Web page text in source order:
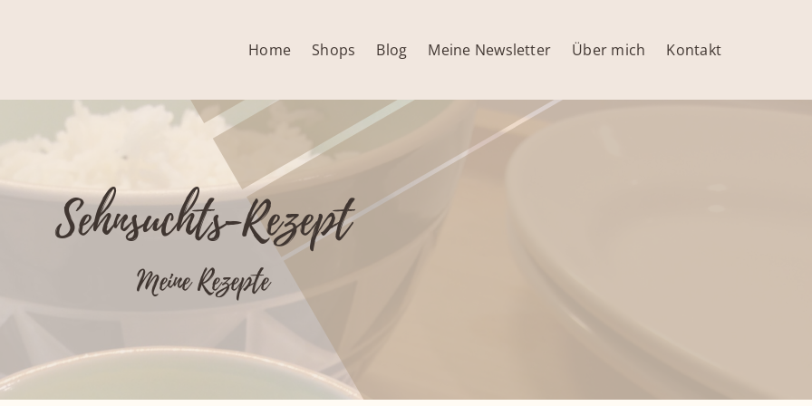
Home Shops Blog Meine Newsletter Über mich Kontakt
Sehnsuchts-Rezept
Meine Rezepte